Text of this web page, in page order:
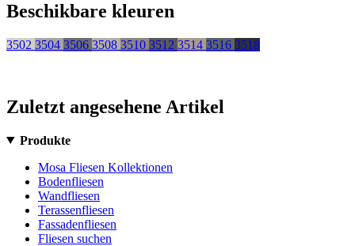
Beschikbare kleuren
3502 3504 3506 3508 3510 3512 3514 3516 3518
Zuletzt angesehene Artikel
Produkte
Mosa Fliesen Kollektionen
Bodenfliesen
Wandfliesen
Terassenfliesen
Fassadenfliesen
Fliesen suchen